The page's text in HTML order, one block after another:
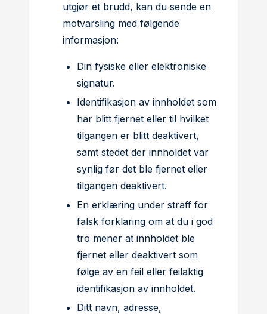
utgjør et brudd, kan du sende en
motvarsling med følgende
informasjon:
Din fysiske eller elektroniske
signatur.
Identifikasjon av innholdet som
har blitt fjernet eller til hvilket
tilgangen er blitt deaktivert,
samt stedet der innholdet var
synlig før det ble fjernet eller
tilgangen deaktivert.
En erklæring under straff for
falsk forklaring om at du i god
tro mener at innholdet ble
fjernet eller deaktivert som
følge av en feil eller feilaktig
identifikasjon av innholdet.
Ditt navn, adresse,